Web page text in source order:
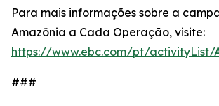
Para mais informações sobre a
Amazônia a Cada Operação, visite:
https://www.ebc.com/pt/activityList/
###